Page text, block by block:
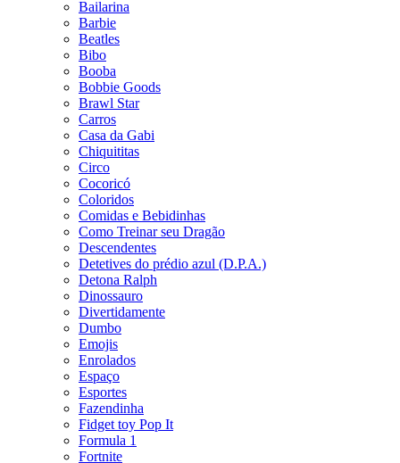
Bailarina
Barbie
Beatles
Bibo
Booba
Bobbie Goods
Brawl Star
Carros
Casa da Gabi
Chiquititas
Circo
Cocoricó
Coloridos
Comidas e Bebidinhas
Como Treinar seu Dragão
Descendentes
Detetives do prédio azul (D.P.A.)
Detona Ralph
Dinossauro
Divertidamente
Dumbo
Emojis
Enrolados
Espaço
Esportes
Fazendinha
Fidget toy Pop It
Formula 1
Fortnite